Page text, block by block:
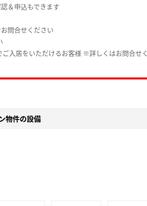
＆申込もできます
問合せください
ご入居をいただけるお客様 ※詳しくはお問合せく
物件の設備